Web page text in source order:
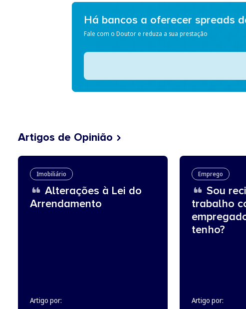
Há bancos a oferecer spreads
Fale com o Doutor e reduza a sua prestação
Artigos de Opinião
Imobiliário
Alterações à Lei do
Arrendamento
Artigo por:
Emprego
Sou
trabalho
tenho?
Artigo por: